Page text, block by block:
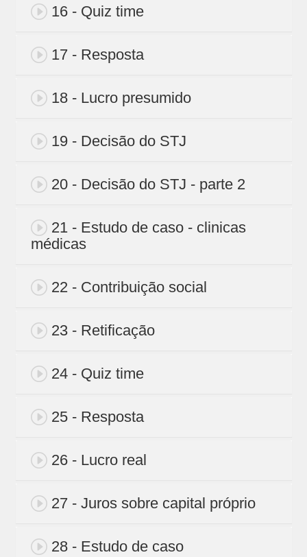
16 - Quiz time
17 - Resposta
18 - Lucro presumido
19 - Decisão do STJ
20 - Decisão do STJ - parte 2
21 - Estudo de caso - clinicas
médicas
22 - Contribuição social
23 - Retificação
24 - Quiz time
25 - Resposta
26 - Lucro real
27 - Juros sobre capital próprio
28 - Estudo de caso